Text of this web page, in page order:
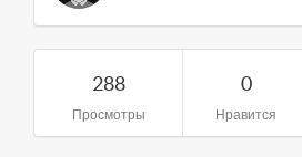
288
Просмотры
0
Нравится